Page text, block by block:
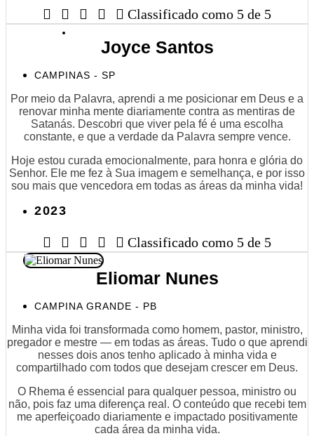
     Classificado como 5 de 5
Joyce Santos
CAMPINAS - SP
Por meio da Palavra, aprendi a me posicionar em Deus e a
renovar minha mente diariamente contra as mentiras de
Satanás. Descobri que viver pela fé é uma escolha
constante, e que a verdade da Palavra sempre vence.
Hoje estou curada emocionalmente, para honra e glória do
Senhor. Ele me fez à Sua imagem e semelhança, e por isso
sou mais que vencedora em todas as áreas da minha vida!
2023
     Classificado como 5 de 5
Eliomar Nunes
CAMPINA GRANDE - PB
Minha vida foi transformada como homem, pastor, ministro,
pregador e mestre — em todas as áreas. Tudo o que aprendi
nesses dois anos tenho aplicado à minha vida e
compartilhado com todos que desejam crescer em Deus.
O Rhema é essencial para qualquer pessoa, ministro ou
não, pois faz uma diferença real. O conteúdo que recebi tem
me aperfeiçoado diariamente e impactado positivamente
cada área da minha vida.